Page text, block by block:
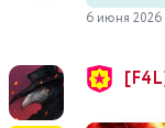
6 июня 2026